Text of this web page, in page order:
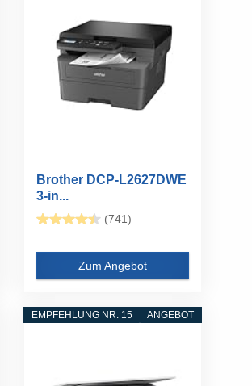
Brother DCP-L2627DWE
3-in...
(741)
Zum Angebot
ANGEBOT
EMPFEHLUNG NR. 15